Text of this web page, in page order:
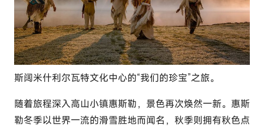
斯阔米什利尔瓦特文化中心的“我们的珍宝”之旅。
随着旅程深入高山小镇惠斯勒，景色再次焕然一新。惠斯
勒冬季以世界一流的滑雪胜地而闻名，秋季则拥有秋色点